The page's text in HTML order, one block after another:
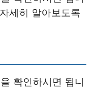
세히 알아보도록
확인하시면 됩니